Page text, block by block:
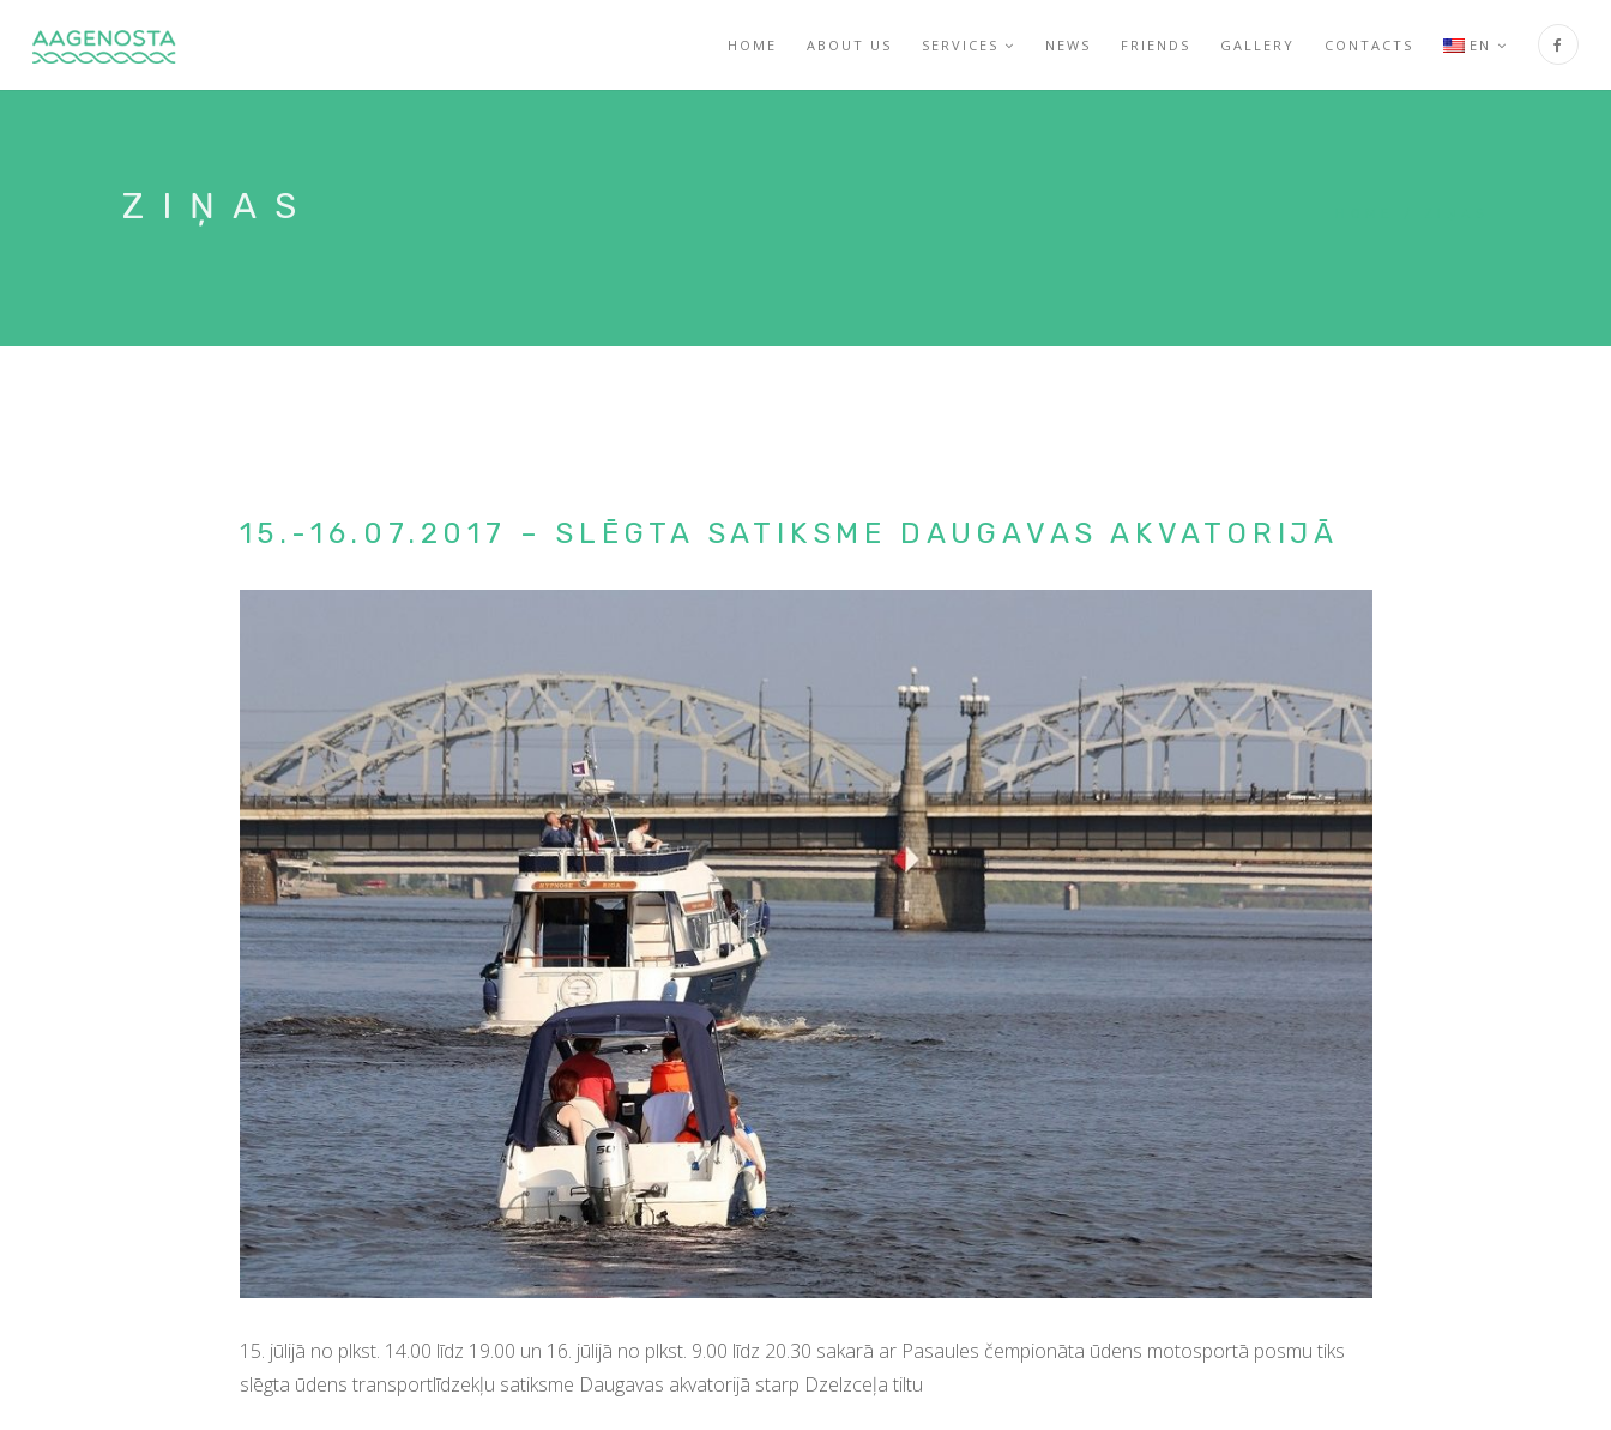
HOME ABOUT US SERVICES NEWS FRIENDS GALLERY CONTACTS EN
ZIŅAS
15.-16.07.2017 – SLĒGTA SATIKSME DAUGAVAS AKVATORIJĀ
15. jūlijā no plkst. 14.00 līdz 19.00 un 16. jūlijā no plkst. 9.00 līdz 20.30 sakarā ar Pasaules čempionāta ūdens motosportā posmu tiks
slēgta ūdens transportlīdzekļu satiksme Daugavas akvatorijā starp Dzelzceļa tiltu